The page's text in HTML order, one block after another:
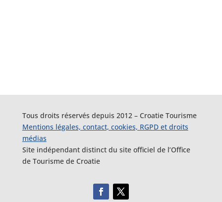
Tous droits réservés depuis 2012 – Croatie Tourisme
Mentions légales, contact, cookies, RGPD et droits
médias
Site indépendant distinct du site officiel de l’Office
de Tourisme de Croatie